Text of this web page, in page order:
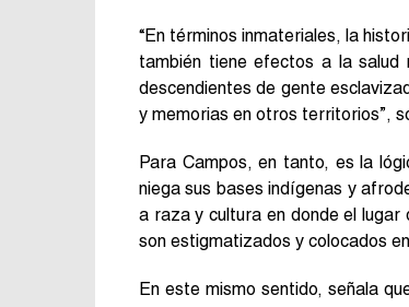
“En términos inmateriales, la
también tiene efectos a la
descendientes de gente
y memorias en otros territorios”,
Para Campos, en tanto, es la
niega sus bases indígenas y
a raza y cultura en donde el lugar
son estigmatizados y colocados
En este mismo sentido, señala